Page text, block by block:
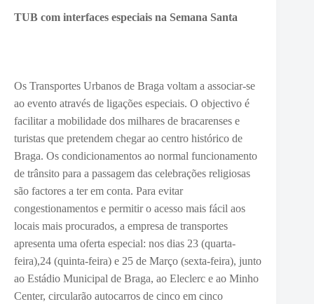
TUB com interfaces especiais na Semana Santa
Os Transportes Urbanos de Braga voltam a associar-se
ao evento através de ligações especiais. O objectivo é
facilitar a mobilidade dos milhares de bracarenses e
turistas que pretendem chegar ao centro histórico de
Braga. Os condicionamentos ao normal funcionamento
de trânsito para a passagem das celebrações religiosas
são factores a ter em conta. Para evitar
congestionamentos e permitir o acesso mais fácil aos
locais mais procurados, a empresa de transportes
apresenta uma oferta especial: nos dias 23 (quarta-
feira),24 (quinta-feira) e 25 de Março (sexta-feira), junto
ao Estádio Municipal de Braga, ao Eleclerc e ao Minho
Center, circularão autocarros de cinco em cinco